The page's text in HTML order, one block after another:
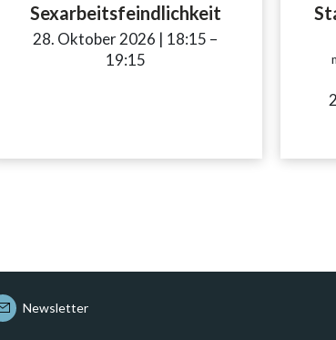
Sexarbeitsfeindlichkeit
28. Oktober 2026 | 18:15 accessibility.time_to
–
19:15
Newsletter